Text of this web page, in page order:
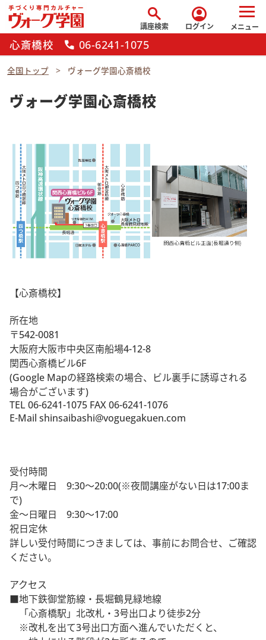
search
講座検索
account_circle
ログイン メニュー
心斎橋校 call 06-6241-1075
全国トップ ヴォーグ学園心斎橋校
ヴォーグ学園心斎橋校
【心斎橋校】
所在地
〒542-0081
大阪府大阪市中央区南船場4-12-8
関西心斎橋ビル6F
(Google Mapの経路検索の場合、ビル裏手に誘導される
場合がございます)
TEL 06-6241-1075 FAX 06-6241-1076
E-Mail shinsaibashi@voguegakuen.com
受付時間
月～木曜日 9:30～20:00(※夜間講座がない日は17:00ま
で)
金～日曜日 9:30～17:00
祝日定休
詳しい受付時間につきましては、事前にお問合せ、ご確認
ください。
アクセス
■地下鉄御堂筋線・長堀鶴見緑地線
「心斎橋駅」北改札・3号出口より徒歩2分
※改札を出て3号出口方面へ進んでいただくと、